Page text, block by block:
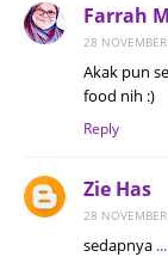
Farrah
28
Akak pun
food nih :)
Reply
Zie Has
28
sedapnya ...